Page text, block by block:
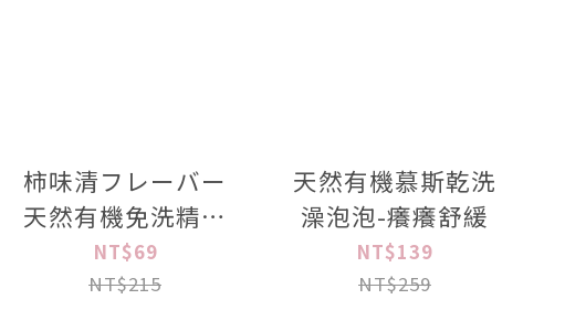
柿味清フレーバー
天然有機免洗精華
100ml
NT$69
NT$215
天然有機慕斯乾洗
澡泡泡-癢癢舒緩
NT$139
NT$259